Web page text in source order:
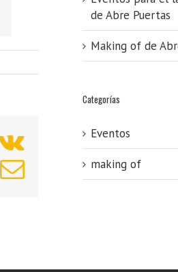
de Abre Puertas
Making of de
Categorías
Eventos
making of